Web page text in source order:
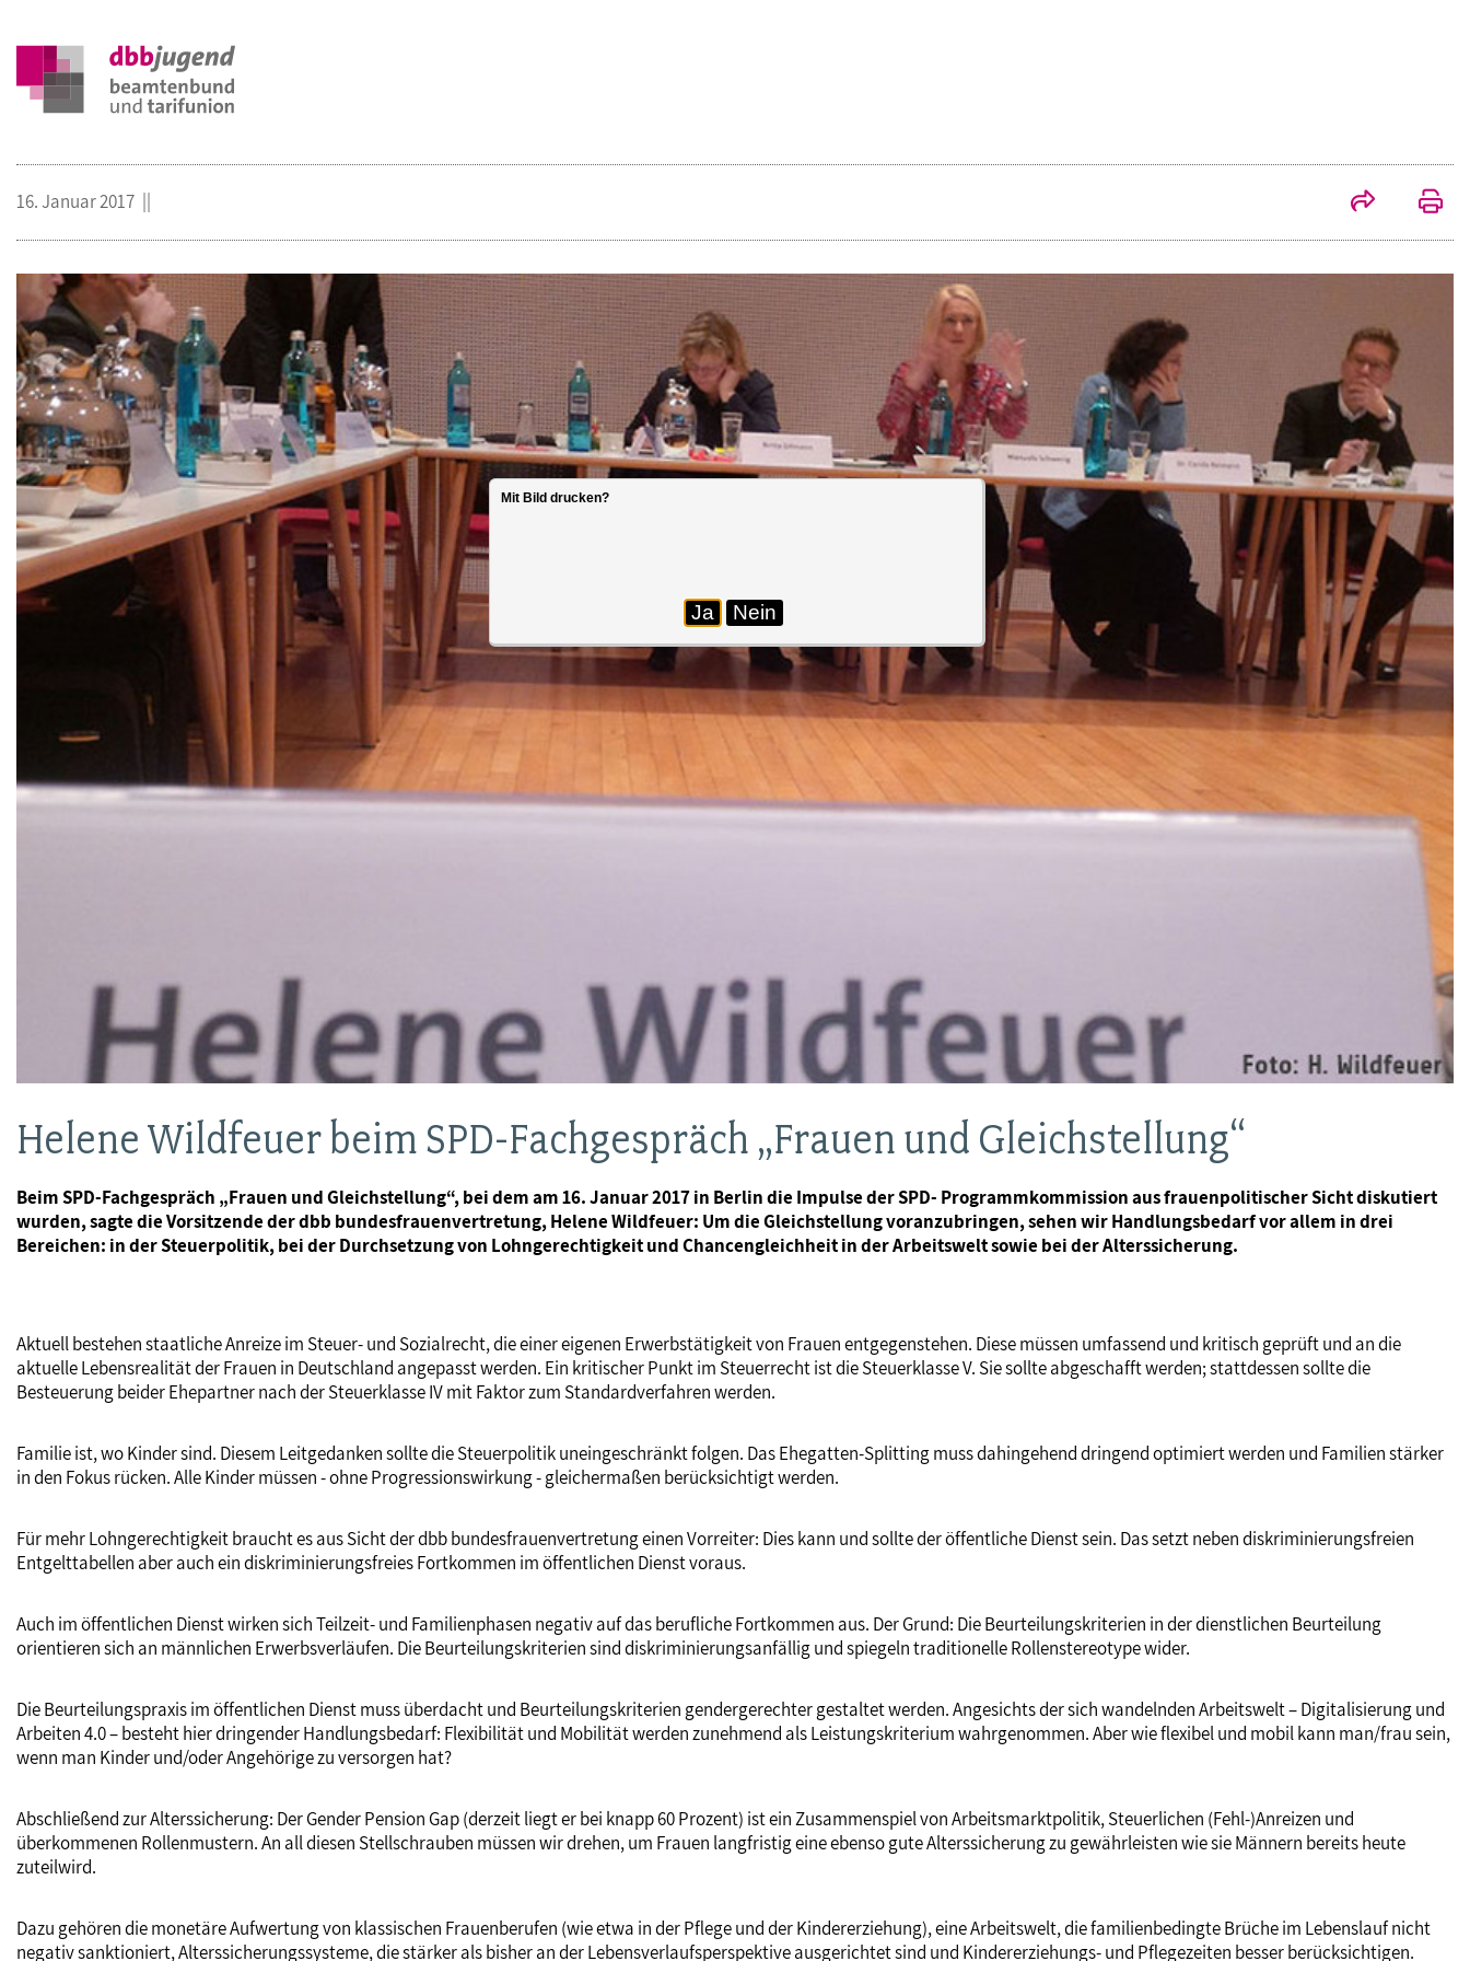
Helene Wildfeuer beim SPD-Fachgespräch „Frauen und Gleichstellung“
Beim SPD-Fachgespräch „Frauen und Gleichstellung“, bei dem am 16. Januar 2017 in Berlin die Impulse der SPD- Programmkommission aus frauenpolitischer Sicht diskutiert
wurden, sagte die Vorsitzende der dbb bundesfrauenvertretung, Helene Wildfeuer: Um die Gleichstellung voranzubringen, sehen wir Handlungsbedarf vor allem in drei
Bereichen: in der Steuerpolitik, bei der Durchsetzung von Lohngerechtigkeit und Chancengleichheit in der Arbeitswelt sowie bei der Alterssicherung.
16. Januar 2017
Aktuell bestehen staatliche Anreize im Steuer- und Sozialrecht, die einer eigenen Erwerbstätigkeit von Frauen entgegenstehen. Diese müssen umfassend und kritisch geprüft und an die
aktuelle Lebensrealität der Frauen in Deutschland angepasst werden. Ein kritischer Punkt im Steuerrecht ist die Steuerklasse V. Sie sollte abgeschafft werden; stattdessen sollte die
Besteuerung beider Ehepartner nach der Steuerklasse IV mit Faktor zum Standardverfahren werden.
Familie ist, wo Kinder sind. Diesem Leitgedanken sollte die Steuerpolitik uneingeschränkt folgen. Das Ehegatten-Splitting muss dahingehend dringend optimiert werden und Familien stärker
in den Fokus rücken. Alle Kinder müssen - ohne Progressionswirkung - gleichermaßen berücksichtigt werden.
Für mehr Lohngerechtigkeit braucht es aus Sicht der dbb bundesfrauenvertretung einen Vorreiter: Dies kann und sollte der öffentliche Dienst sein. Das setzt neben diskriminierungsfreien
Entgelttabellen aber auch ein diskriminierungsfreies Fortkommen im öffentlichen Dienst voraus.
Auch im öffentlichen Dienst wirken sich Teilzeit- und Familienphasen negativ auf das berufliche Fortkommen aus. Der Grund: Die Beurteilungskriterien in der dienstlichen Beurteilung
orientieren sich an männlichen Erwerbsverläufen. Die Beurteilungskriterien sind diskriminierungsanfällig und spiegeln traditionelle Rollenstereotype wider.
Die Beurteilungspraxis im öffentlichen Dienst muss überdacht und Beurteilungskriterien gendergerechter gestaltet werden. Angesichts der sich wandelnden Arbeitswelt – Digitalisierung und
Arbeiten 4.0 – besteht hier dringender Handlungsbedarf: Flexibilität und Mobilität werden zunehmend als Leistungskriterium wahrgenommen. Aber wie flexibel und mobil kann man/frau sein,
wenn man Kinder und/oder Angehörige zu versorgen hat?
Abschließend zur Alterssicherung: Der Gender Pension Gap (derzeit liegt er bei knapp 60 Prozent) ist ein Zusammenspiel von Arbeitsmarktpolitik, Steuerlichen (Fehl-)Anreizen und
überkommenen Rollenmustern. An all diesen Stellschrauben müssen wir drehen, um Frauen langfristig eine ebenso gute Alterssicherung zu gewährleisten wie sie Männern bereits heute
zuteilwird.
Dazu gehören die monetäre Aufwertung von klassischen Frauenberufen (wie etwa in der Pflege und der Kindererziehung), eine Arbeitswelt, die familienbedingte Brüche im Lebenslauf nicht
negativ sanktioniert, Alterssicherungssysteme, die stärker als bisher an der Lebensverlaufsperspektive ausgerichtet sind und Kindererziehungs- und Pflegezeiten besser berücksichtigen.
Mit Bild drucken?
Ja Nein